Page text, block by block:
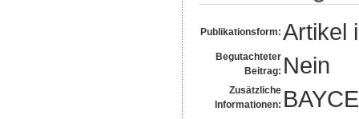
Publikationsform: Artikel
Begutachteter
Beitrag: Nein
Zusätzliche
Informationen: